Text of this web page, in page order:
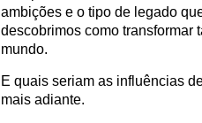
ambições e o tipo de legado
descobrimos como transformar
mundo.
E quais seriam as influências
mais adiante.